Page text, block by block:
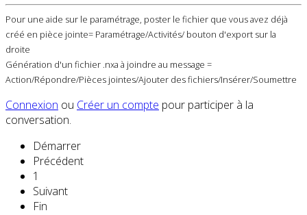
Pour une aide sur le paramétrage, poster le fichier que vous avez déjà
créé en pièce jointe= Paramétrage/Activités/ bouton d'export sur la
droite
Génération d'un fichier .nxa à joindre au message =
Action/Répondre/Pièces jointes/Ajouter des fichiers/Insérer/Soumettre
Connexion ou Créer un compte pour participer à la
conversation.
Démarrer
Précédent
1
Suivant
Fin